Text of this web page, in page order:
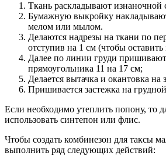
Ткань раскладывают изнаночной
Бумажную выкройку
мелом или мылом.
Делаются надрезы на ткани по
отступив на 1 см (чтобы оставить
Далее по линии груди
прямоугольника 11 на 17 см;
Делается вытачка и окантовка на
Пришивается застежка на
Если необходимо утеплить попону, то
использовать синтепон или флис.
Чтобы создать комбинезон для таксы
выполнить ряд следующих действий: